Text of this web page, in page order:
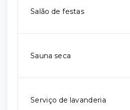
Salão de festas
Sauna seca
Serviço de lavanderia